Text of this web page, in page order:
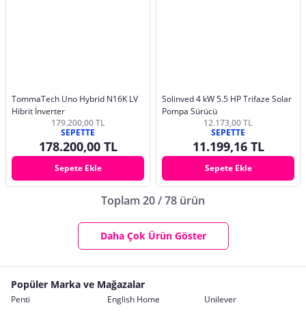
TommaTech Uno Hybrid N16K LV
Hibrit İnverter
179.200,00 TL
SEPETTE
178.200,00 TL
Sepete Ekle
Solinved 4 kW 5.5 HP Trifaze Solar
Pompa Sürücü
12.173,00 TL
SEPETTE
11.199,16 TL
Sepete Ekle
Toplam 20 / 78 ürün
Daha Çok Ürün Göster
Popüler Marka ve Mağazalar
Penti English Home
Unilever